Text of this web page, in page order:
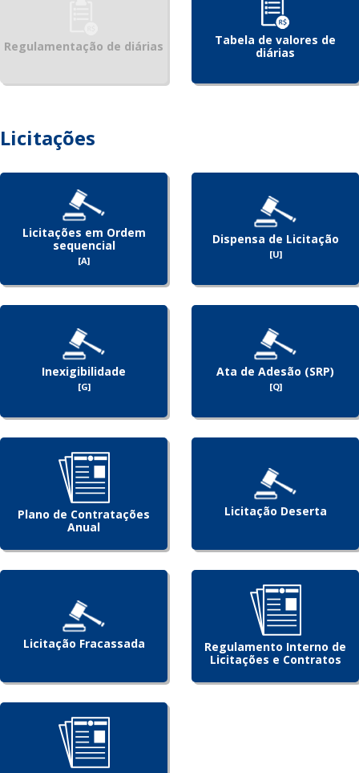
Regulamentação de diárias
Tabela de valores de
diárias
Licitações
Licitações em Ordem
sequencial
[A]
Dispensa de Licitação
[U]
Inexigibilidade
[G]
Ata de Adesão (SRP)
[Q]
Plano de Contratações
Anual
Licitação Deserta
Licitação Fracassada
Regulamento Interno de
Licitações e Contratos